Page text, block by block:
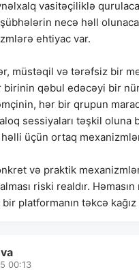
vasitəçiliklə
necə həll
ehtiyac var.
müstəqil və tərəfsiz bir
birinin qəbul edəcəyi bir
hər bir qrupun
sessiyaları təşkil oluna
üçün ortaq
və praktik
riski realdır.
bir platformanın təkcə
00:13